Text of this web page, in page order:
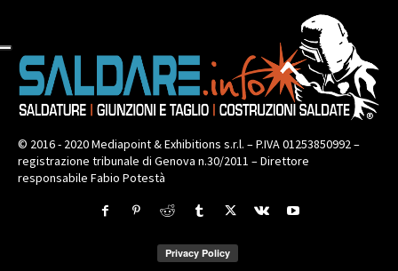
© 2016 - 2020 Mediapoint & Exhibitions s.r.l. – P.IVA 01253850992 –
registrazione tribunale di Genova n.30/2011 – Direttore
responsabile Fabio Potestà